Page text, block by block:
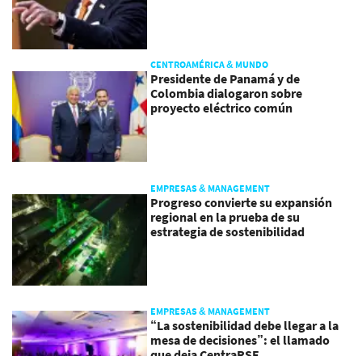
CENTROAMÉRICA & MUNDO
Presidente de Panamá y de
Colombia dialogaron sobre
proyecto eléctrico común
EMPRESAS & MANAGEMENT
Progreso convierte su expansión
regional en la prueba de su
estrategia de sostenibilidad
EMPRESAS & MANAGEMENT
“La sostenibilidad debe llegar a la
mesa de decisiones”: el llamado